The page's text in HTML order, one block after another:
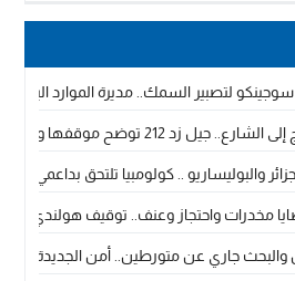
لتصبير السمك.. مديرة الموارد
وتؤكد أن المنشورات المنسوبة إليها لا تمثل موقفها الرسمي.
والبوليساريو .. كولومبيا تلتحق بداعمي
مخدرات واحتجاز وعنف.. توقيف هولندي
جاري عن متورطين.. أمن الجديدة يفك